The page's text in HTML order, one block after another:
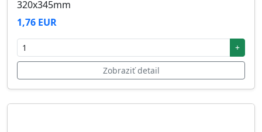
320x345mm
1,76 EUR
+
Zobraziť detail